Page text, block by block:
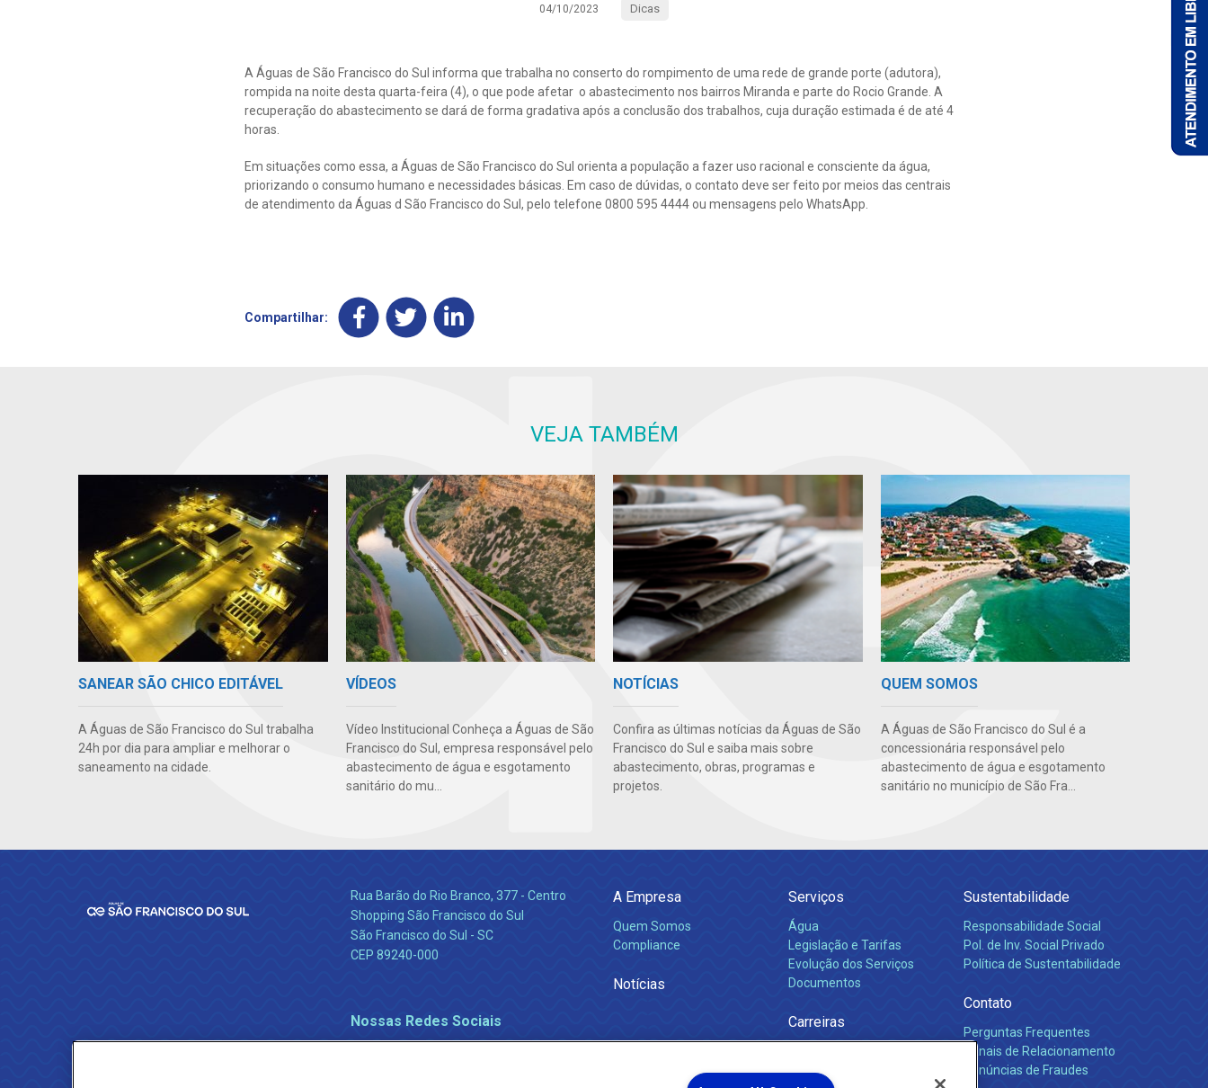
04/10/2023 Dicas
A Águas de São Francisco do Sul informa que trabalha no conserto do rompimento de uma rede de grande porte (adutora),
rompida na noite desta quarta-feira (4), o que pode afetar o abastecimento nos bairros Miranda e parte do Rocio Grande. A
recuperação do abastecimento se dará de forma gradativa após a conclusão dos trabalhos, cuja duração estimada é de até 4
horas.
Em situações como essa, a Águas de São Francisco do Sul orienta a população a fazer uso racional e consciente da água,
priorizando o consumo humano e necessidades básicas. Em caso de dúvidas, o contato deve ser feito por meios das centrais
de atendimento da Águas d São Francisco do Sul, pelo telefone 0800 595 4444 ou mensagens pelo WhatsApp.
Compartilhar:
VEJA TAMBÉM
SANEAR SÃO CHICO EDITÁVEL
A Águas de São Francisco do Sul trabalha
24h por dia para ampliar e melhorar o
saneamento na cidade.
VÍDEOS
Vídeo Institucional Conheça a Águas de São
Francisco do Sul, empresa responsável pelo
abastecimento de água e esgotamento
sanitário do mu...
NOTÍCIAS
Confira as últimas notícias da Águas de São
Francisco do Sul e saiba mais sobre
abastecimento, obras, programas e
projetos.
QUEM SOMOS
A Águas de São Francisco do Sul é a
concessionária responsável pelo
abastecimento de água e esgotamento
sanitário no município de São Fra...
Rua Barão do Rio Branco, 377 - Centro
Shopping São Francisco do Sul
São Francisco do Sul - SC
CEP 89240-000
Nossas Redes Sociais
A Empresa
Quem Somos
Compliance
Notícias
Serviços
Água
Legislação e Tarifas
Evolução dos Serviços
Documentos
Carreiras
Sustentabilidade
Responsabilidade Social
Pol. de Inv. Social Privado
Política de Sustentabilidade
Contato
Perguntas Frequentes
Canais de Relacionamento
Denúncias de Fraudes